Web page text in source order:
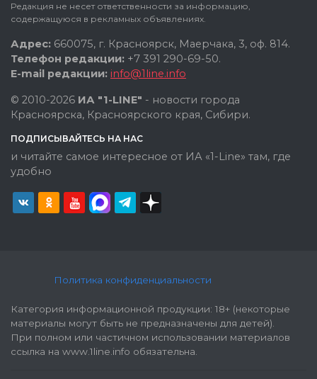
Редакция не несет ответственности за информацию,
содержащуюся в рекламных объявлениях.
Адрес: 660075, г. Красноярск, Маерчака, 3, оф. 814.
Телефон редакции: +7 391 290-69-50.
E-mail редакции: info@1line.info
© 2010-2026 ИА "1-LINE" - новости города
Красноярска, Красноярского края, Сибири.
ПОДПИСЫВАЙТЕСЬ НА НАС
и читайте самое интересное от ИА «1-Line» там, где
удобно
Политика конфиденциальности
Категория информационной продукции: 18+ (некоторые
материалы могут быть не предназначены для детей).
При полном или частичном использовании материалов
ссылка на www.1line.info обязательна.